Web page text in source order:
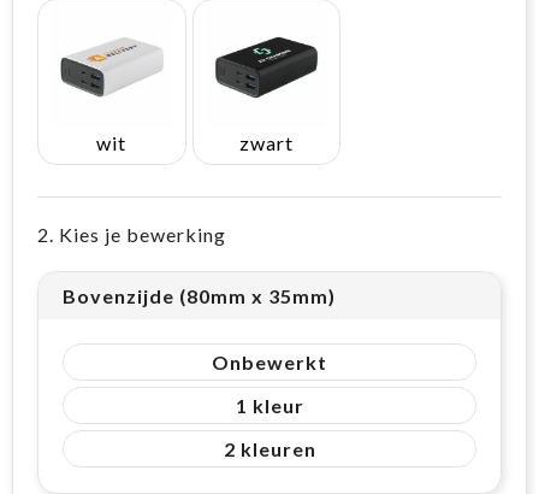
wit zwart
2. Kies je bewerking
Bovenzijde (80mm x 35mm)
Onbewerkt
1
2